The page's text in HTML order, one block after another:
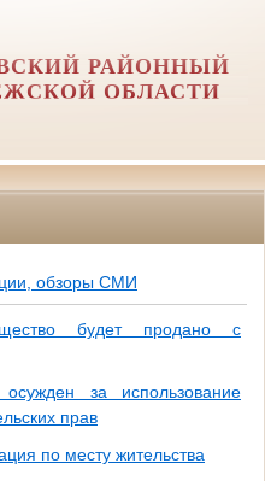
РАЙОННЫЙ
ОБЛАСТИ
обзоры СМИ
будет продано с
за использование
прав
по месту жительства